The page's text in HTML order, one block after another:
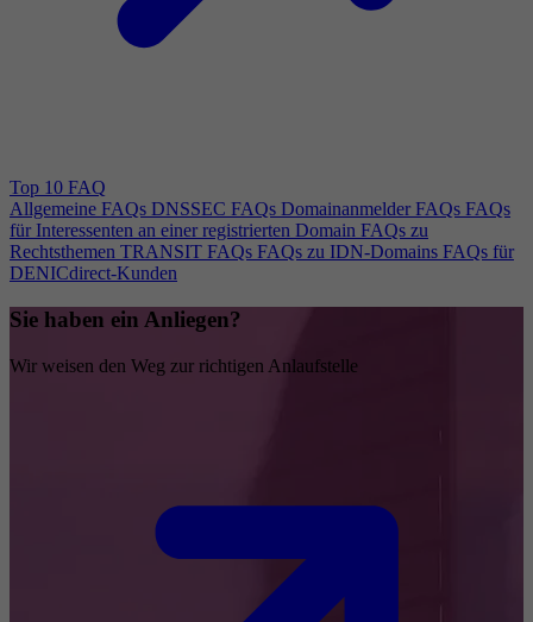
Top 10 FAQ
Allgemeine FAQs DNSSEC FAQs Domainanmelder FAQs FAQs
für Interessenten an einer registrierten Domain FAQs zu
Rechtsthemen TRANSIT FAQs FAQs zu IDN-Domains FAQs für
DENICdirect-Kunden
Sie haben ein Anliegen?
Wir weisen den Weg zur richtigen Anlaufstelle